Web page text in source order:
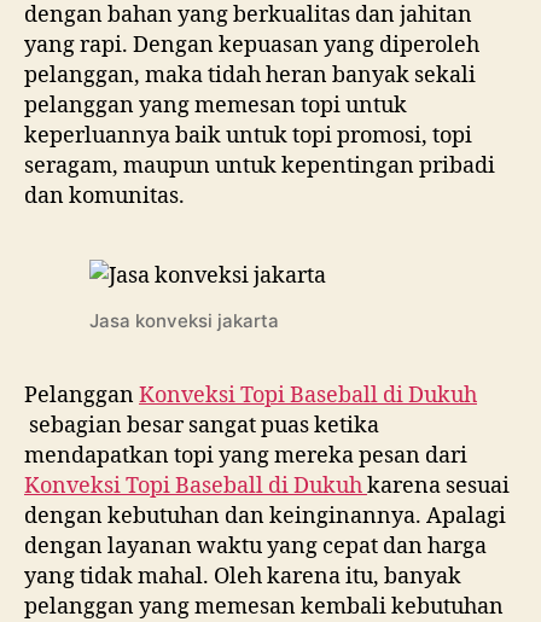
dengan bahan yang berkualitas dan jahitan
yang rapi. Dengan kepuasan yang diperoleh
pelanggan, maka tidah heran banyak sekali
pelanggan yang memesan topi untuk
keperluannya baik untuk topi promosi, topi
seragam, maupun untuk kepentingan pribadi
dan komunitas.
Jasa konveksi jakarta
PelangganKonveksi Topi Baseball diDukuh
sebagian besar sangat puas ketika
mendapatkan topi yang mereka pesan dari
Konveksi Topi Baseball diDukuhkarena sesuai
dengan kebutuhan dan keinginannya. Apalagi
dengan layanan waktu yang cepat dan harga
yang tidak mahal. Oleh karena itu, banyak
pelanggan yang memesan kembali kebutuhan